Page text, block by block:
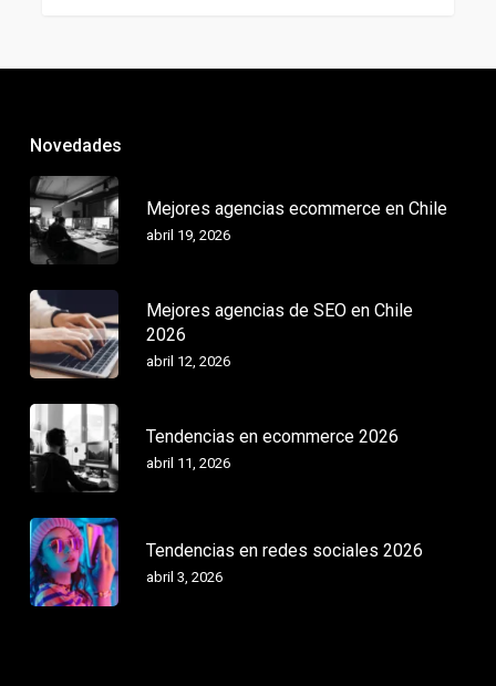
Novedades
Mejores agencias ecommerce en Chile
abril 19, 2026
Mejores agencias de SEO en Chile
2026
abril 12, 2026
Tendencias en ecommerce 2026
abril 11, 2026
Tendencias en redes sociales 2026
abril 3, 2026